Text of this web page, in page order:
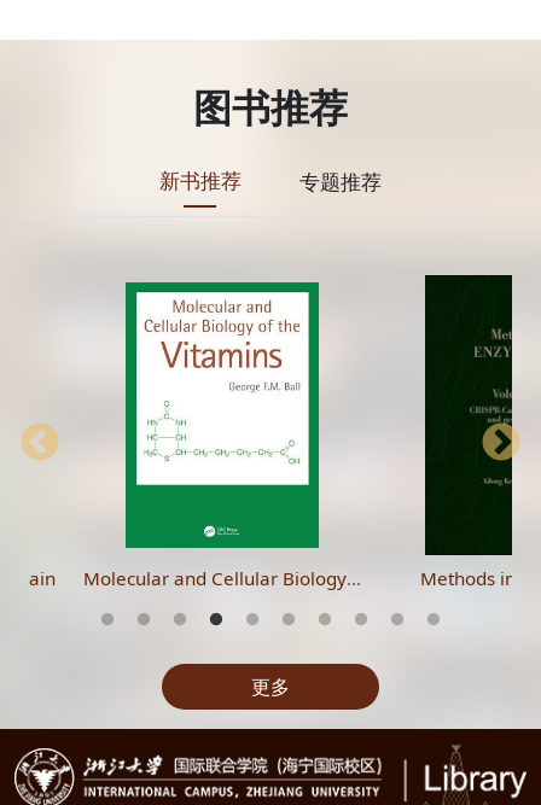
图书推荐
新书推荐 专题推荐
pain Molecular and Cellular Biology of the Vitamins Methods in
更多